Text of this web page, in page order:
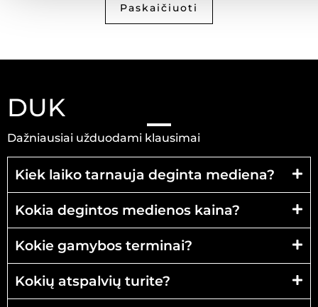
Paskaičiuoti
DUK
Dažniausiai užduodami klausimai
Kiek laiko tarnauja deginta mediena?
Kokia degintos medienos kaina?
Kokie gamybos terminai?
Kokių atspalvių turite?